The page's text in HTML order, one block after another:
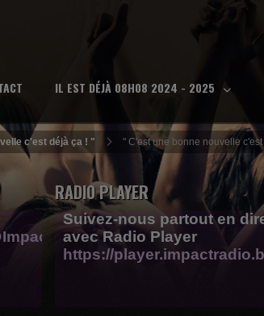
IL EST DÉJÀ 08H08 2024 - 2025
c'est déjà ça ! " " C'est une bonne nouvelle
RADIO PLAYER
Suivez-nous partout en
avec Radio Player
https://